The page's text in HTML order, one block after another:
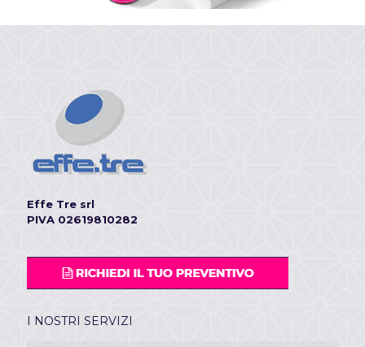
Effe Tre srl
PIVA 02619810282
I NOSTRI SERVIZI